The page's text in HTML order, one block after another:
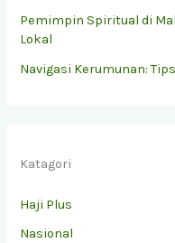
Pemimpin Spiritual di
Lokal
Navigasi Kerumunan:
Katagori
Haji Plus
Nasional